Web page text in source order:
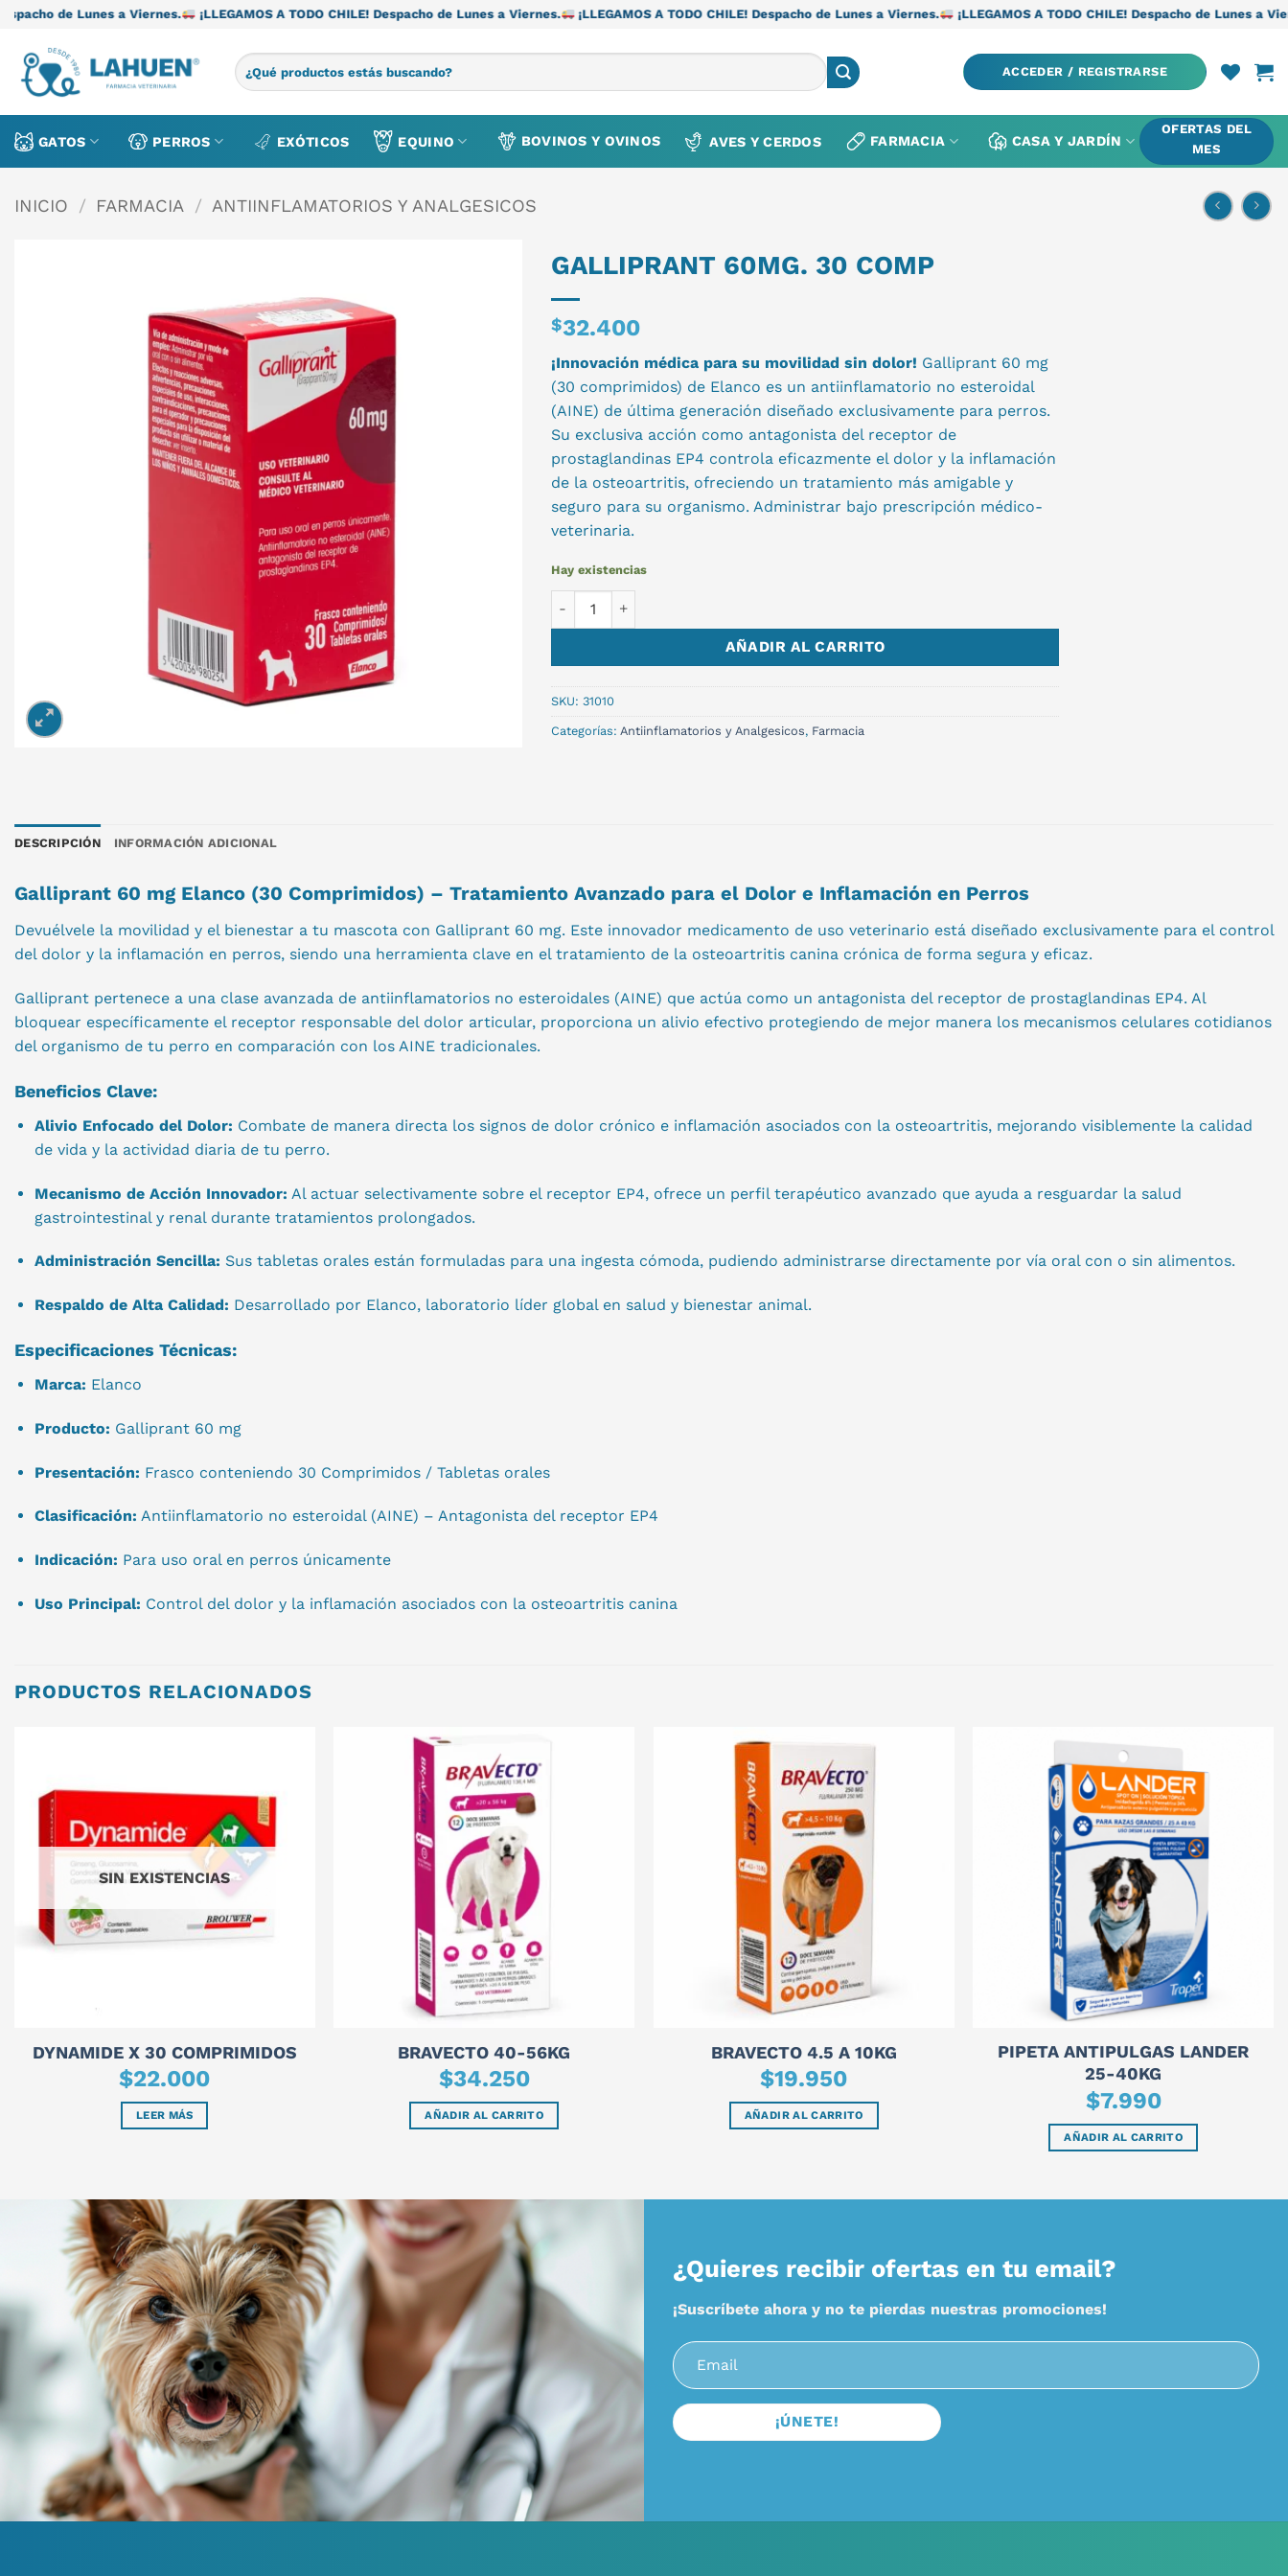
Saltar
contenido
a Viernes. ¡LLEGAMOS A TODO CHILE! Despacho de Lunes a Viernes. ¡LLEGAMOS A TODO CHILE! Despacho de Lunes a Viernes. ¡LLEGAMOS A TODO CHILE! Despacho de Lunes a Viernes.
Buscar
por:
ACCEDER / REGISTRARSE
GATOS PERROS EXÓTICOS EQUINO BOVINOS Y OVINOS AVES Y CERDOS FARMACIA CASA Y JARDÍN
OFERTAS DEL
MES
INICIO / FARMACIA / ANTIINFLAMATORIOS Y ANALGESICOS
GALLIPRANT 60MG. 30 COMP
$32.400
¡Innovación médica para su movilidad sin dolor! Galliprant 60 mg
(30 comprimidos) de Elanco es un antiinflamatorio no esteroidal
(AINE) de última generación diseñado exclusivamente para perros.
Su exclusiva acción como antagonista del receptor de
prostaglandinas EP4 controla eficazmente el dolor y la inflamación
de la osteoartritis, ofreciendo un tratamiento más amigable y
seguro para su organismo. Administrar bajo prescripción médico-
veterinaria.
Hay existencias
AÑADIR AL CARRITO
SKU: 31010
Categorías: Antiinflamatorios y Analgesicos, Farmacia
DESCRIPCIÓN INFORMACIÓN ADICIONAL
Galliprant 60 mg Elanco (30 Comprimidos) – Tratamiento Avanzado para el Dolor e Inflamación en Perros
Devuélvele la movilidad y el bienestar a tu mascota con Galliprant 60 mg. Este innovador medicamento de uso veterinario está diseñado exclusivamente para el control
del dolor y la inflamación en perros, siendo una herramienta clave en el tratamiento de la osteoartritis canina crónica de forma segura y eficaz.
Galliprant pertenece a una clase avanzada de antiinflamatorios no esteroidales (AINE) que actúa como un antagonista del receptor de prostaglandinas EP4. Al
bloquear específicamente el receptor responsable del dolor articular, proporciona un alivio efectivo protegiendo de mejor manera los mecanismos celulares cotidianos
del organismo de tu perro en comparación con los AINE tradicionales.
Beneficios Clave:
Alivio Enfocado del Dolor: Combate de manera directa los signos de dolor crónico e inflamación asociados con la osteoartritis, mejorando visiblemente la calidad
de vida y la actividad diaria de tu perro.
Mecanismo de Acción Innovador: Al actuar selectivamente sobre el receptor EP4, ofrece un perfil terapéutico avanzado que ayuda a resguardar la salud
gastrointestinal y renal durante tratamientos prolongados.
Administración Sencilla: Sus tabletas orales están formuladas para una ingesta cómoda, pudiendo administrarse directamente por vía oral con o sin alimentos.
Respaldo de Alta Calidad: Desarrollado por Elanco, laboratorio líder global en salud y bienestar animal.
Especificaciones Técnicas:
Marca: Elanco
Producto: Galliprant 60 mg
Presentación: Frasco conteniendo 30 Comprimidos / Tabletas orales
Clasificación: Antiinflamatorio no esteroidal (AINE) – Antagonista del receptor EP4
Indicación: Para uso oral en perros únicamente
Uso Principal: Control del dolor y la inflamación asociados con la osteoartritis canina
PRODUCTOS RELACIONADOS
SIN EXISTENCIAS
DYNAMIDE X 30 COMPRIMIDOS
$22.000
LEER MÁS
BRAVECTO 40-56KG
$34.250
AÑADIR AL CARRITO
BRAVECTO 4.5 A 10KG
$19.950
AÑADIR AL CARRITO
PIPETA ANTIPULGAS LANDER
25-40KG
$7.990
AÑADIR AL CARRITO
¿Quieres recibir ofertas en tu email?
¡Suscríbete ahora y no te pierdas nuestras promociones!